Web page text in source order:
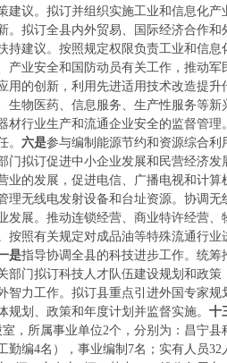
建议。拟订并组织实施工业和信息化
。拟订全县内外贸易、国际经济合作
持建议。按照规定权限负责工业和信
产业安全和国防动员有关工作，推动军
用的创新，利用先进适用技术改造提
生物医药、信息服务、生产性服务等
材行业生产和流通企业安全的监督管
。 六是参与编制能源节约和资源综合
门拟订促进中小企业发展和民营经济
业的发展，促进电信、广播电视和计
理无线电发射设备和台址资源。协调
发展。推动连锁经营、商业特许经营
按照有关规定对成品油等特殊流通行业
是指导协调全县的科技进步工作。统
部门拟订科技人才队伍建设规划和政
智力工作。拟订县重点引进外国专家
规划、政策和年度计划并监督实施。 十
室，所属事业单位2个，分别为：昌宁
勤编4名），事业编制7名；实有人员